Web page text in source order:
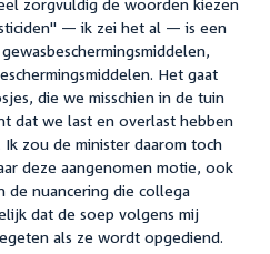
zorgvuldig de woorden kiezen
— ik zei het al — is een
Het gaat
die we misschien in de tuin
dat we last en overlast hebben
zou de minister daarom toch
deze aangenomen motie, ook
de nuancering die collega
dat de soep volgens mij
als ze wordt opgediend.